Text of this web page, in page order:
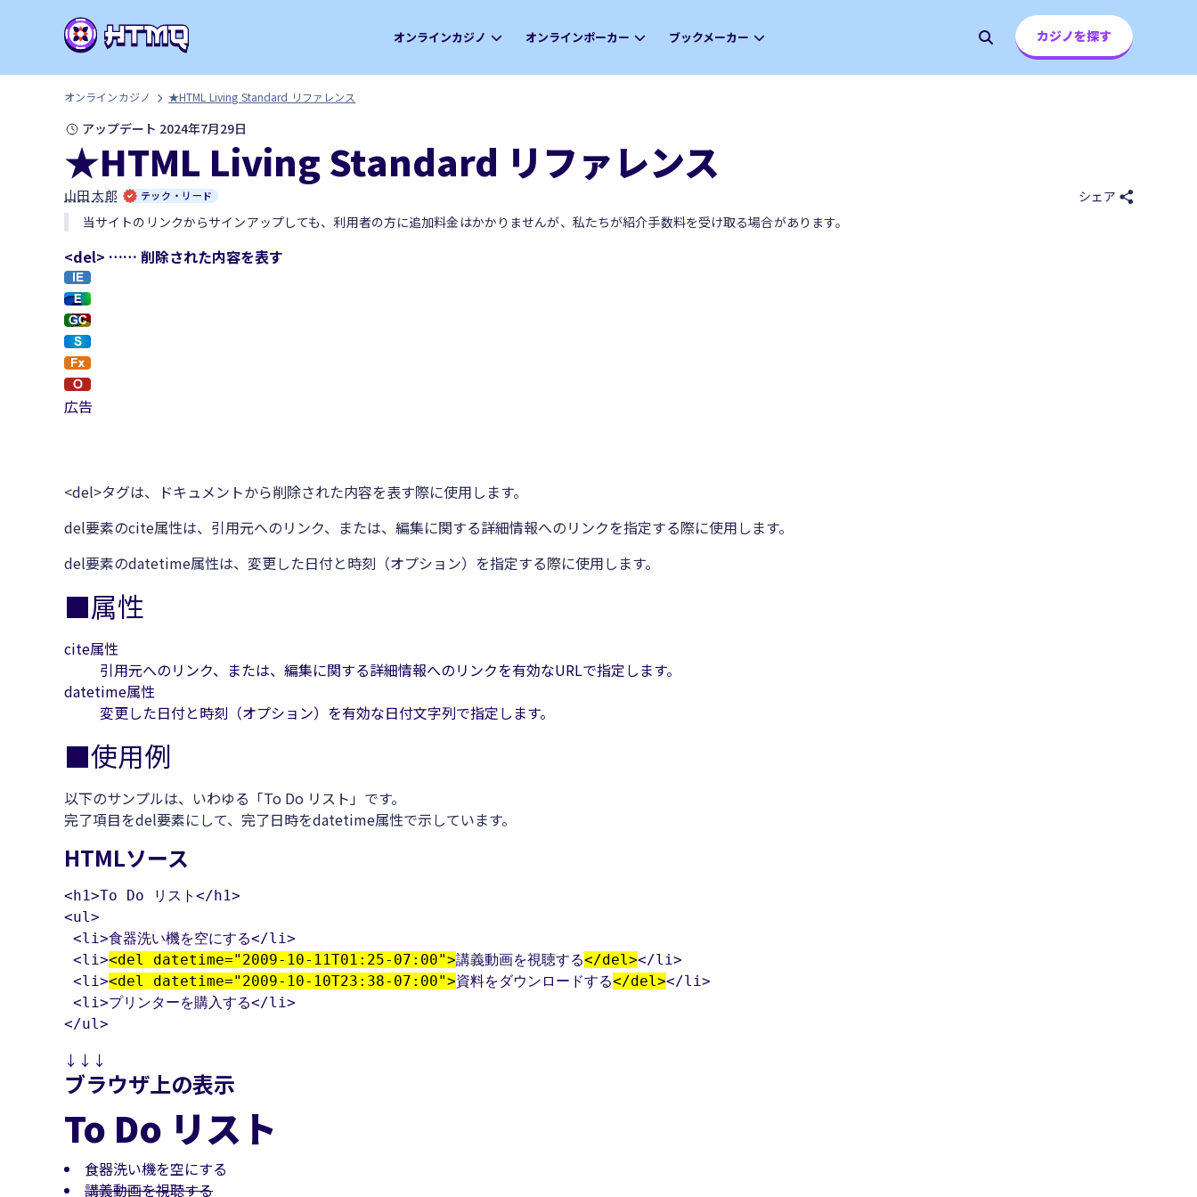
オンラインカジノ オンラインポーカー ブックメーカー カジノを探す
オンラインカジノ ★HTML Living Standard リファレンス
アップデート 2024年7月29日
★HTML Living Standard リファレンス
山田 太郎 テック・リード
シェア
当サイトのリンクからサインアップしても、利用者の方に追加料金はかかりませんが、私たちが紹介手数料を受け取る場合があります。
<del> …… 削除された内容を表す
広告
<del>タグは、ドキュメントから削除された内容を表す際に使用します。
del要素のcite属性は、引用元へのリンク、または、編集に関する詳細情報へのリンクを指定する際に使用します。
del要素のdatetime属性は、変更した日付と時刻（オプション）を指定する際に使用します。
■属性
cite属性
引用元へのリンク、または、編集に関する詳細情報へのリンクを有効なURLで指定します。
datetime属性
変更した日付と時刻（オプション）を有効な日付文字列で指定します。
■使用例
以下のサンプルは、いわゆる「To Do リスト」です。
完了項目をdel要素にして、完了日時をdatetime属性で示しています。
HTMLソース
<h1>To Do リスト</h1>
<ul>
<li>食器洗い機を空にする</li>
<li><del datetime="2009-10-11T01:25-07:00">講義動画を視聴する</del></li>
<li><del datetime="2009-10-10T23:38-07:00">資料をダウンロードする</del></li>
<li>プリンターを購入する</li>
</ul>
↓↓↓
ブラウザ上の表示
To Do リスト
食器洗い機を空にする
講義動画を視聴する